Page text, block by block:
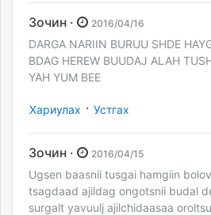
Зочин · 2016/04/16
DARGA NARIIN BURUU SHDE
BDAG HEREW BUUDAJ ALAH
YAH YUM BEE
Хариулах · Устгах
Зочин · 2016/04/15
Ugsen baasnii tusgai hamgiin
tsagdaad ajildag ongotsnii budal
surgalt yavuulj ajilchidaasaa